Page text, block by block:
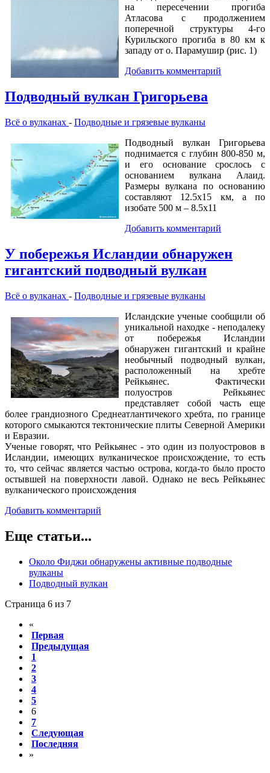
на пересечении прогиба
Атласова с продолжением
поперечной структуры 4-го
Курильского прогиба в 80 км к
западу от о. Парамушир (рис. 1)
Добавить комментарий
Подводный вулкан Григорьева
Всё о вулканах - Подводные и грязевые вулканы
Подводный вулкан Григорьева
поднимается с глубин 800-850 м,
и его основание срослось с
основанием вулкана Алаид.
Размеры вулкана по основанию
составляют 12.5х15 км, а по
изобате 500 м – 8.5х11
Добавить комментарий
У побережья Исландии обнаружен
гигантский подводный вулкан
Всё о вулканах - Подводные и грязевые вулканы
Исландские ученые сообщили об
уникальной находке - неподалеку
от побережья Исландии
обнаружен гигантский и крайне
необычный подводный вулкан,
расположенный на хребте
Рейкьянес. Фактически
полуостров Рейкьянес
представляет собой часть еще
более грандиозного Среднеатлантичекого хребта, по границе
которого смыкаются тектонические плиты Северной Америки
и Евразии.
Ученые говорят, что Рейкьянес - это один из полуостровов в
Исландии, имеющих вулканическое происхождение, то есть
то, что сейчас является частью острова, когда-то было просто
остывшей на поверхности лавой. Однако не весь Рейкьянес
вулканического происхождения
Добавить комментарий
Еще статьи...
Около Фиджи обнаружены активные подводные
вулканы
Подводный вулкан
Страница 6 из 7
«
Первая
Предыдущая
1
2
3
4
5
6
7
Следующая
Последняя
»